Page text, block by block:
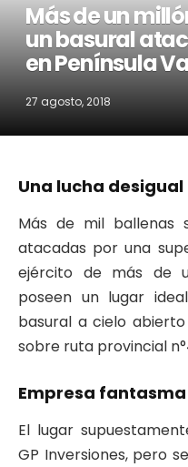
Más de un
un basural
en Península
27 agosto, 2018
Una lucha desigual
Más de mil ballenas
atacadas por una
ejército de más de
poseen un lugar
basural a cielo
sobre ruta provincial
Empresa fantasma
El lugar
GP Inversiones, pero